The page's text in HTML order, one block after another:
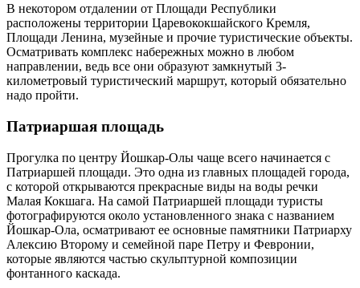
В некотором отдалении от Площади Республики
расположены территории Царевококшайского Кремля,
Площади Ленина, музейные и прочие туристические объекты.
Осматривать комплекс набережных можно в любом
направлении, ведь все они образуют замкнутый 3-
километровый туристический маршрут, который обязательно
надо пройти.
Патриаршая площадь
Прогулка по центру Йошкар-Олы чаще всего начинается с
Патриаршей площади. Это одна из главных площадей города,
с которой открываются прекрасные виды на воды речки
Малая Кокшага. На самой Патриаршей площади туристы
фотографируются около установленного знака с названием
Йошкар-Ола, осматривают ее основные памятники Патриарху
Алексию Второму и семейной паре Петру и Февронии,
которые являются частью скульптурной композиции
фонтанного каскада.